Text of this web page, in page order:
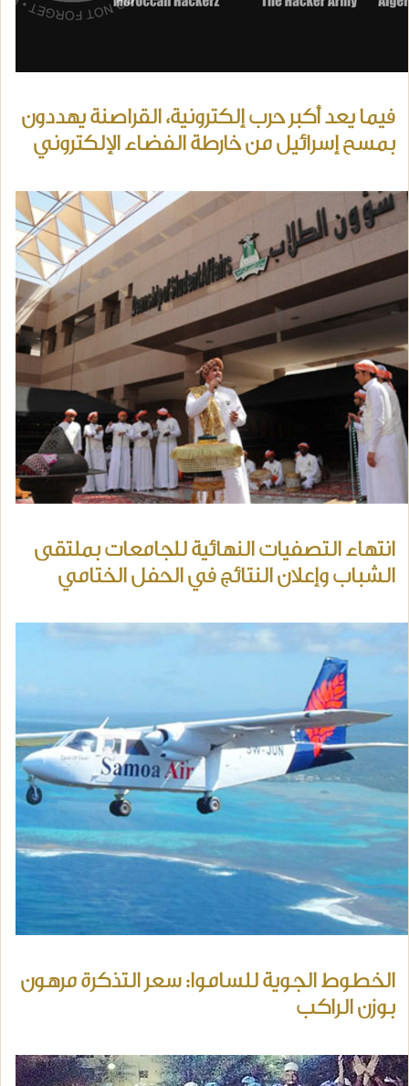
فيما يعد أكبر حرب إلكترونية، القراصنة يهددون
بمسح إسرائيل من خارطة الفضاء الإلكتروني
انتهاء التصفيات النهائية للجامعات بملتقى
الشباب وإعلان النتائج في الحفل الختامي
الخطوط الجوية للساموا: سعر التذكرة مرهون
بوزن الراكب